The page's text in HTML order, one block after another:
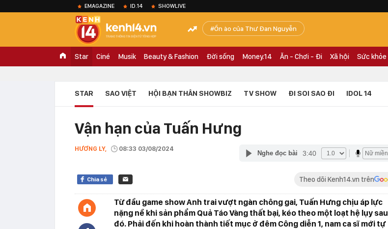
EMAGAZINE ID.14 SHOWLIVE
Ồn ào của Thư Đan Nguyễn
Star Ciné Musik Beauty & Fashion Đời sống Money.14 Ăn - Chơi - Đi Xã hội Sức khỏe
STAR SAO VIỆT HỘI BẠN THÂN SHOWBIZ TV SHOW ĐI SOI SAO ĐI IDOL 14
Vận hạn của Tuấn Hưng
HƯƠNG LY, 08:33 03/08/2024
Nghe đọc bài 3:40
Chia sẻ Theo dõi Kenh14.vn trên
Từ đầu game show Anh trai vượt ngàn chông gai, Tuấn Hưng chịu áp lực
nặng nề khi sản phẩm Quả Táo Vàng thất bại, kéo theo một loạt hệ lụy sau
đó. Phải đến khi hoàn thành tiết mục ở đêm Công diễn 1, nam ca sĩ mới tự